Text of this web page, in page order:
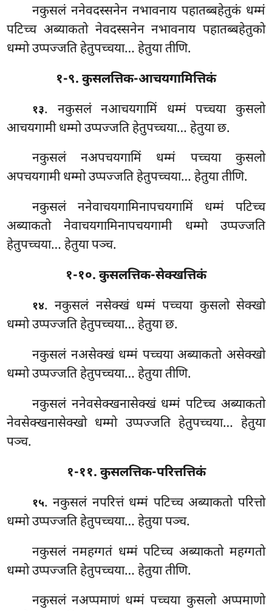
नकुसलं ननेवदस्सनेन नभावनाय पहातब्बहेतुकं धम्मं
पटिच्च अब्याकतो नेवदस्सनेन नभावनाय पहातब्बहेतुको
धम्मो उप्पज्जति हेतुपच्चया… हेतुया तीणि.
१-९. कुसलत्तिक-आचयगामित्तिकं
१३. नकुसलं नआचयगामिं धम्मं पच्चया कुसलो
आचयगामी धम्मो उप्पज्जति हेतुपच्चया… हेतुया छ.
नकुसलं नअपचयगामिं धम्मं पच्चया कुसलो
अपचयगामी धम्मो उप्पज्जति हेतुपच्चया… हेतुया तीणि.
नकुसलं ननेवाचयगामिनापचयगामिं धम्मं पटिच्च
अब्याकतो नेवाचयगामिनापचयगामी धम्मो उप्पज्जति
हेतुपच्चया… हेतुया पञ्च.
१-१०. कुसलत्तिक-सेक्खत्तिकं
१४. नकुसलं नसेक्खं धम्मं पच्चया कुसलो सेक्खो
धम्मो उप्पज्जति हेतुपच्चया… हेतुया छ.
नकुसलं नअसेक्खं धम्मं पच्चया अब्याकतो असेक्खो
धम्मोउप्पज्जति हेतुपच्चया… हेतुया तीणि.
नकुसलं ननेवसेक्खनासेक्खं धम्मं पटिच्च अब्याकतो
नेवसेक्खनासेक्खो धम्मो उप्पज्जति हेतुपच्चया… हेतुया
पञ्च.
१-११. कुसलत्तिक-परित्तत्तिकं
१५. नकुसलं नपरित्तं धम्मं पटिच्च अब्याकतो परित्तो
धम्मो उप्पज्जति हेतुपच्चया… हेतुया पञ्च.
नकुसलं नमहग्गतं धम्मं पटिच्च अब्याकतो महग्गतो
धम्मो उप्पज्जति हेतुपच्चया… हेतुया तीणि.
नकुसलंनअप्पमाणं धम्मं पच्चया कुसलो अप्पमाणो